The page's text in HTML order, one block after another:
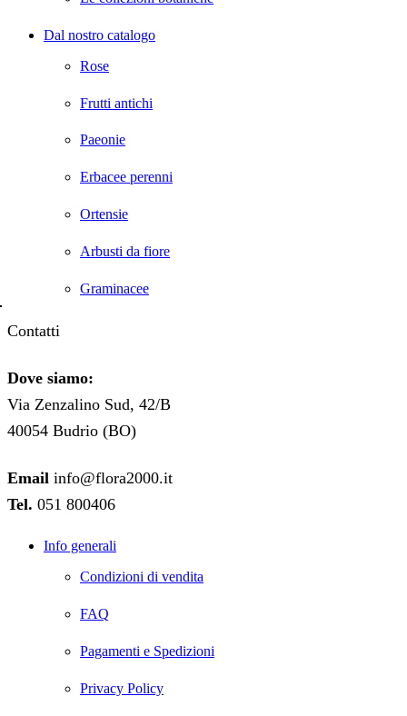
Dal nostro catalogo
Rose
Frutti antichi
Paeonie
Erbacee perenni
Ortensie
Arbusti da fiore
Graminacee
Contatti
Dove siamo:
Via Zenzalino Sud, 42/B
40054 Budrio (BO)
Email info@flora2000.it
Tel. 051 800406
Info generali
Condizioni di vendita
FAQ
Pagamenti e Spedizioni
Privacy Policy